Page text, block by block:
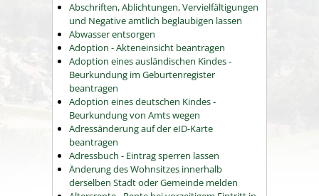
Abschriften, Ablichtungen, Vervielfältigungen
und Negative amtlich beglaubigen lassen
Abwasser entsorgen
Adoption - Akteneinsicht beantragen
Adoption eines ausländischen Kindes -
Beurkundung im Geburtenregister
beantragen
Adoption eines deutschen Kindes -
Beurkundung von Amts wegen
Adressänderung auf der eID-Karte
beantragen
Adressbuch - Eintrag sperren lassen
Änderung des Wohnsitzes innerhalb
derselben Stadt oder Gemeinde melden